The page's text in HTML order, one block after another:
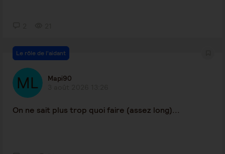
Le rôle de l'aidant
Mapi90
On ne sait plus trop quoi faire (assez long)...